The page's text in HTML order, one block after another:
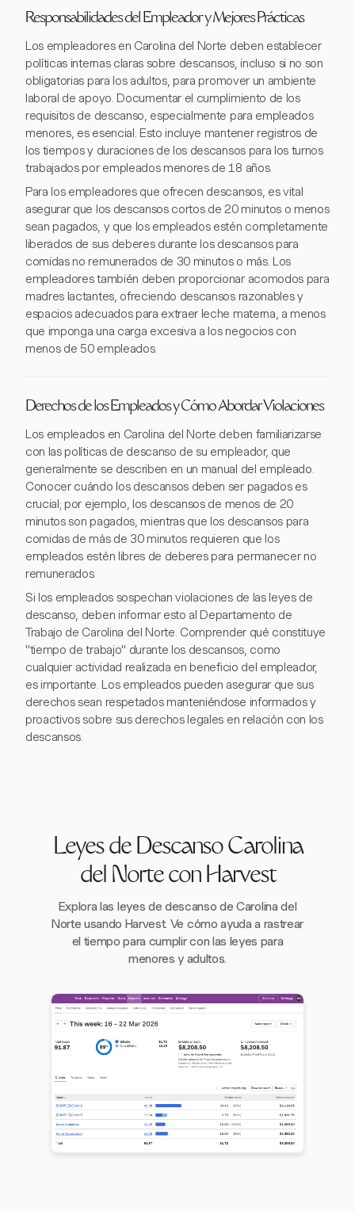
Responsabilidades del Empleador y Mejores Prácticas
Los empleadores en Carolina del Norte deben establecer
políticas internas claras sobre descansos, incluso si no son
obligatorias para los adultos, para promover un ambiente
laboral de apoyo. Documentar el cumplimiento de los
requisitos de descanso, especialmente para empleados
menores, es esencial. Esto incluye mantener registros de
los tiempos y duraciones de los descansos para los turnos
trabajados por empleados menores de 18 años.
Para los empleadores que ofrecen descansos, es vital
asegurar que los descansos cortos de 20 minutos o menos
sean pagados, y que los empleados estén completamente
liberados de sus deberes durante los descansos para
comidas no remunerados de 30 minutos o más. Los
empleadores también deben proporcionar acomodos para
madres lactantes, ofreciendo descansos razonables y
espacios adecuados para extraer leche materna, a menos
que imponga una carga excesiva a los negocios con
menos de 50 empleados.
Derechos de los Empleados y Cómo Abordar Violaciones
Los empleados en Carolina del Norte deben familiarizarse
con las políticas de descanso de su empleador, que
generalmente se describen en un manual del empleado.
Conocer cuándo los descansos deben ser pagados es
crucial; por ejemplo, los descansos de menos de 20
minutos son pagados, mientras que los descansos para
comidas de más de 30 minutos requieren que los
empleados estén libres de deberes para permanecer no
remunerados.
Si los empleados sospechan violaciones de las leyes de
descanso, deben informar esto al Departamento de
Trabajo de Carolina del Norte. Comprender qué constituye
"tiempo de trabajo" durante los descansos, como
cualquier actividad realizada en beneficio del empleador,
es importante. Los empleados pueden asegurar que sus
derechos sean respetados manteniéndose informados y
proactivos sobre sus derechos legales en relación con los
descansos.
Leyes de Descanso Carolina
del Norte con Harvest
Explora las leyes de descanso de Carolina del
Norte usando Harvest. Ve cómo ayuda a rastrear
el tiempo para cumplir con las leyes para
menores y adultos.